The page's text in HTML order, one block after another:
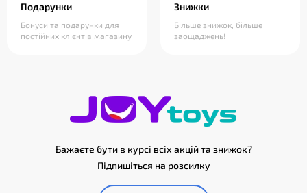
Подарунки
Бонуси та подарунки для
постійних клієнтів магазину
Знижки
Більше знижок, більше
заощаджень!
Бажаєте бути в курсі всіх акцій та знижок?
Підпишіться на розсилку